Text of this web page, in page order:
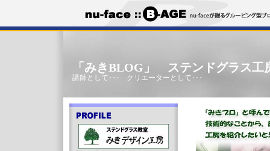
「みきBLOG」 ステンドグラス工
講師として･･･ クリエーターとして･･･